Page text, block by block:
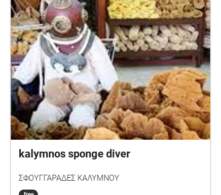
kalymnos sponge diver
ΣΦΟΥΓΓΑΡΑΔΕΣ ΚΑΛΥΜΝΟΥ